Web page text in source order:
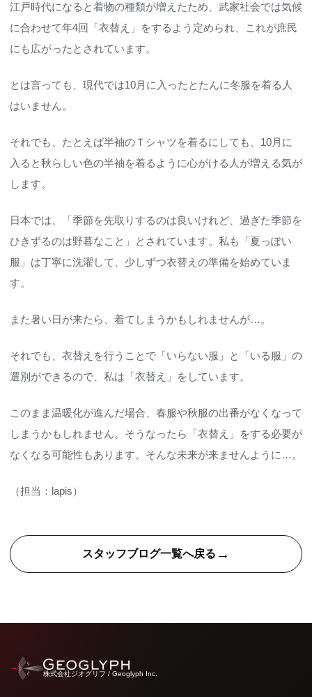
江戸時代になると着物の種類が増えたため、武家社会では気候
に合わせて年4回「衣替え」をするよう定められ、これが庶民
にも広がったとされています。
とは言っても、現代では10月に入ったとたんに冬服を着る人
はいません。
それでも、たとえば半袖のＴシャツを着るにしても、10月に
入ると秋らしい色の半袖を着るように心がける人が増える気が
します。
日本では、「季節を先取りするのは良いけれど、過ぎた季節を
ひきずるのは野暮なこと」とされています。私も「夏っぽい
服」は丁寧に洗濯して、少しずつ衣替えの準備を始めていま
す。
また暑い日が来たら、着てしまうかもしれませんが…。
それでも、衣替えを行うことで「いらない服」と「いる服」の
選別ができるので、私は「衣替え」をしています。
このまま温暖化が進んだ場合、春服や秋服の出番がなくなって
しまうかもしれません。そうなったら「衣替え」をする必要が
なくなる可能性もあります。そんな未来が来ませんように…。
（担当：lapis）
スタッフブログ一覧へ戻る →
株式会社ジオグリフ / Geoglyph Inc.